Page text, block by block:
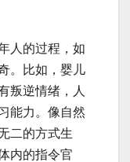
人的过程，如
。比如，婴儿
叛逆情绪，人
能力。像自然
二的方式生
内的指令官